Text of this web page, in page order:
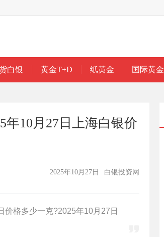
白银 黄金T+D 纸黄金 国际黄金
年10月27日上海白银价
白银投资网
2025年10月27日
价格多少一克?2025年10月27日